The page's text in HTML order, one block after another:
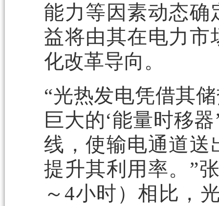
能力等因素动态确
益将由其在电力市
化改革导向。
“光热发电凭借其
巨大的‘能量时移
线，使输电通道送
提升其利用率。”
～4小时）相比，